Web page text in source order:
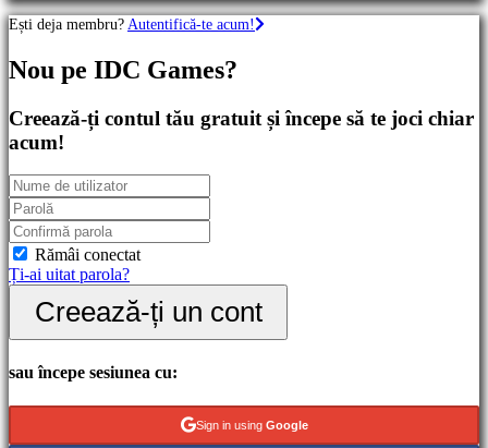
games
Fighting
Demouri
Comunitate
Gameplay
Evenimente
în
joc
Noutăți
Media
Ghiduri
Forum
IDC
Gifts
IDC
Plays
FAQ
Ești deja membru? Autentifică-te acum!
Nou pe IDC Games?
Creează-ți contul tău gratuit și începe să te joci chiar
acum!
Rămâi conectat
Ți-ai uitat parola?
Creează-ți un cont
sau începe sesiunea cu:
Sign in using Google